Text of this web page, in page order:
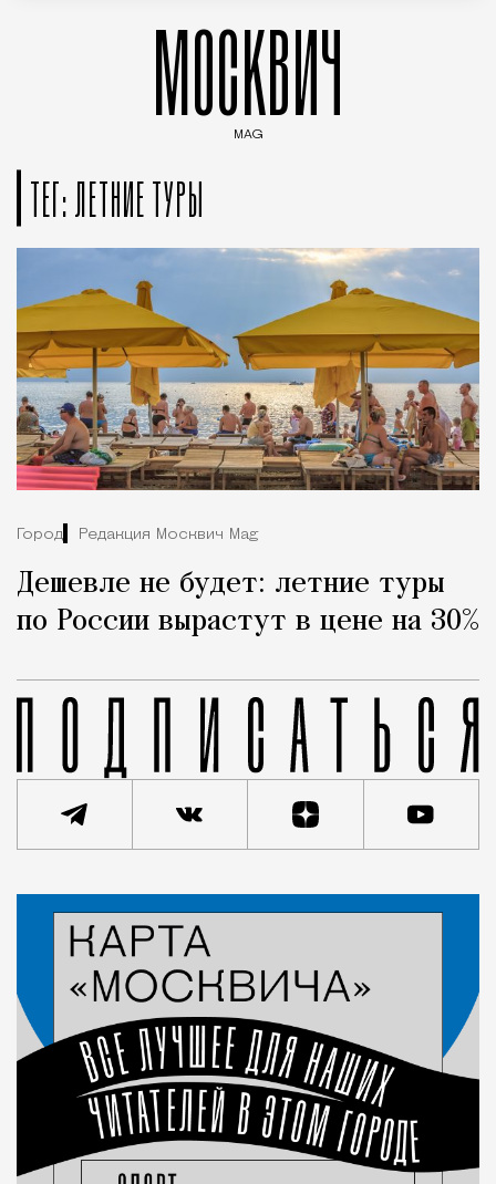
МОСКВИЧ
MAG
ТЕГ: ЛЕТНИЕ ТУРЫ
Город Редакция Москвич Mag
Дешевле не будет: летние туры
по России вырастут в цене на 30%